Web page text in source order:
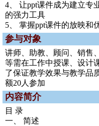
4、 让ppt课件成为建立专
的强力工具
5、 掌握ppt课件的放映和
参与对象
讲师、助教、顾问、销售
等需在工作中授课、设计
了保证教学效果与教学品
额20人参加
内容简介
目 录
一、 简述